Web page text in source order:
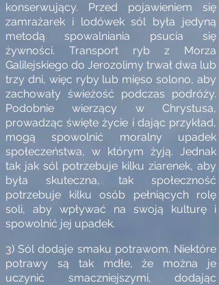
konserwujący. Przed pojawieniem się
zamrażarek i lodówek sól była jedyną
metodą spowalniania psucia się
żywności. Transport ryb z Morza
Galilejskiego do Jerozolimy trwał dwa lub
trzy dni, więc ryby lub mięso solono, aby
zachowały świeżość podczas podróży.
Podobnie wierzący w Chrystusa,
prowadząc święte życie i dając przykład,
mogą spowolnić moralny upadek
społeczeństwa, w którym żyją. Jednak
tak jak sól potrzebuje kilku ziarenek, aby
była skuteczna, tak społeczność
potrzebuje kilku osób pełniących rolę
soli, aby wpływać na swoją kulturę i
spowolnić jej upadek.
3) Sól dodaje smaku potrawom. Niektóre
potrawy są tak mdłe, że można je
uczynić smaczniejszymi, dodając